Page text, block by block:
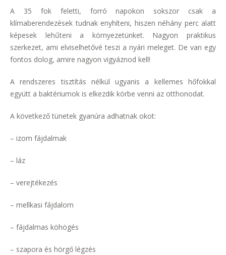
A 35 fok feletti, forró napokon sokszor csak a
klímaberendezések tudnak enyhíteni, hiszen néhány perc alatt
képesek lehűteni a környezetünket. Nagyon praktikus
szerkezet, ami elviselhetővé teszi a nyári meleget. De van egy
fontos dolog, amire nagyon vigyáznod kell!
A rendszeres tisztítás nélkül ugyanis a kellemes hőfokkal
együtt a baktériumok is elkezdik körbe venni az otthonodat.
A következő tünetek gyanúra adhatnak okot:
– izom fájdalmak
– láz
– verejtékezés
– mellkasi fájdalom
– fájdalmas köhögés
– szapora és hörgő légzés